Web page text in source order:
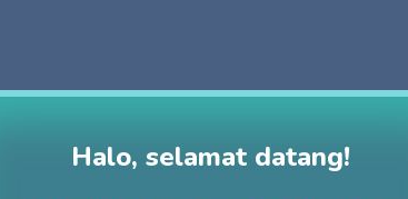
Halo, selamat datang!